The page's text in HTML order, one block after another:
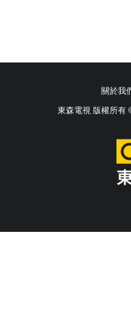
關於我
東森電視 版權所有